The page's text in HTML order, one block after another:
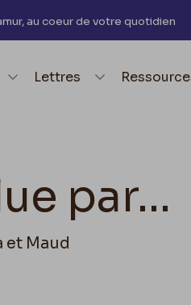
au coeur de votre quotidien
Lettres
par...
et Maud